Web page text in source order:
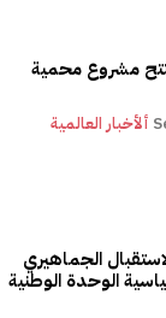
مشروع محمية
ألأخبار العالمية
الجماهيري
الوحدة الوطنية